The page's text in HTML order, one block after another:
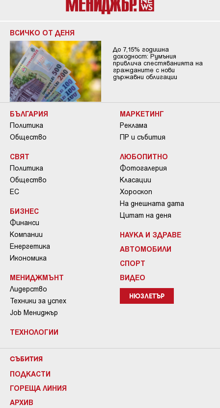
ВСИЧКО ОТ ДЕНЯ
До 7,15% годишна
доходност: Румъния
привлича спестяванията на
гражданите с нови
държавни облигации
БЪЛГАРИЯ
Политика
Общество
СВЯТ
Политика
Общество
ЕС
БИЗНЕС
Финанси
Компании
Енергетика
Икономика
МЕНИДЖМЪНТ
Лидерство
Техники за успех
Job Мениджър
ТЕХНОЛОГИИ
МАРКЕТИНГ
Реклама
ПР и събития
ЛЮБОПИТНО
Фотогалерия
Класации
Хороскоп
На днешната дата
Цитат на деня
НАУКА И ЗДРАВЕ
АВТОМОБИЛИ
СПОРТ
ВИДЕО
НЮЗЛЕТЪР
СЪБИТИЯ
ПОДКАСТИ
ГОРЕЩА ЛИНИЯ
АРХИВ